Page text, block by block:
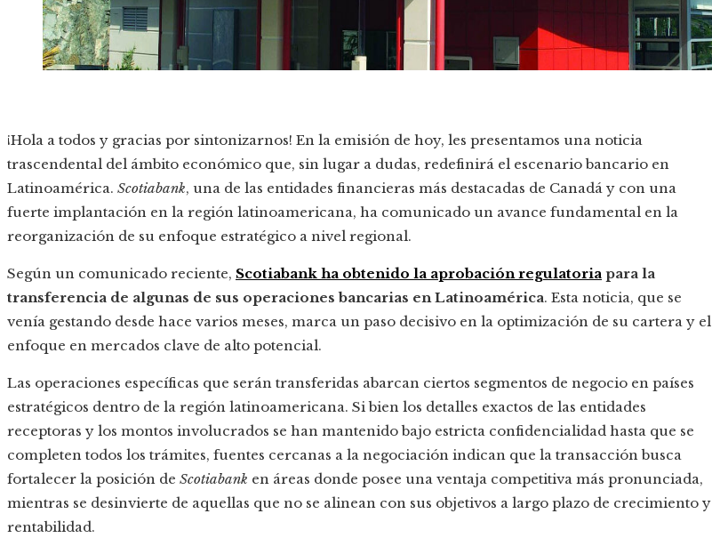
¡Hola a todos y gracias por sintonizarnos! En la emisión de hoy, les presentamos una noticia
trascendental del ámbito económico que, sin lugar a dudas, redefinirá el escenario bancario en
Latinoamérica. Scotiabank, una de las entidades financieras más destacadas de Canadá y con una
fuerte implantación en la región latinoamericana, ha comunicado un avance fundamental en la
reorganización de su enfoque estratégico a nivel regional.
Según un comunicado reciente, Scotiabank ha obtenido la aprobación regulatoria para la
transferencia de algunas de sus operaciones bancarias en Latinoamérica. Esta noticia, que se
venía gestando desde hace varios meses, marca un paso decisivo en la optimización de su cartera y el
enfoque en mercados clave de alto potencial.
Las operaciones específicas que serán transferidas abarcan ciertos segmentos de negocio en países
estratégicos dentro de la región latinoamericana. Si bien los detalles exactos de las entidades
receptoras y los montos involucrados se han mantenido bajo estricta confidencialidad hasta que se
completen todos los trámites, fuentes cercanas a la negociación indican que la transacción busca
fortalecer la posición de Scotiabank en áreas donde posee una ventaja competitiva más pronunciada,
mientras se desinvierte de aquellas que no se alinean con sus objetivos a largo plazo de crecimiento y
rentabilidad.